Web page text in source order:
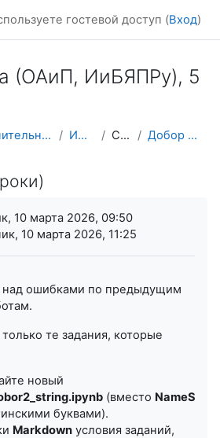
гостевой доступ (Вход)
(ОАиП, ИиБЯПPy), 5
Дополнительное образование ИНФ 5 гр Строки Добор № 2 (строки)
10 марта 2026, 09:50
10 марта 2026, 11:25
над ошибками по предыдущим
те задания, которые
новый
(вместо NameSud
буквами).
Markdown условия заданий,